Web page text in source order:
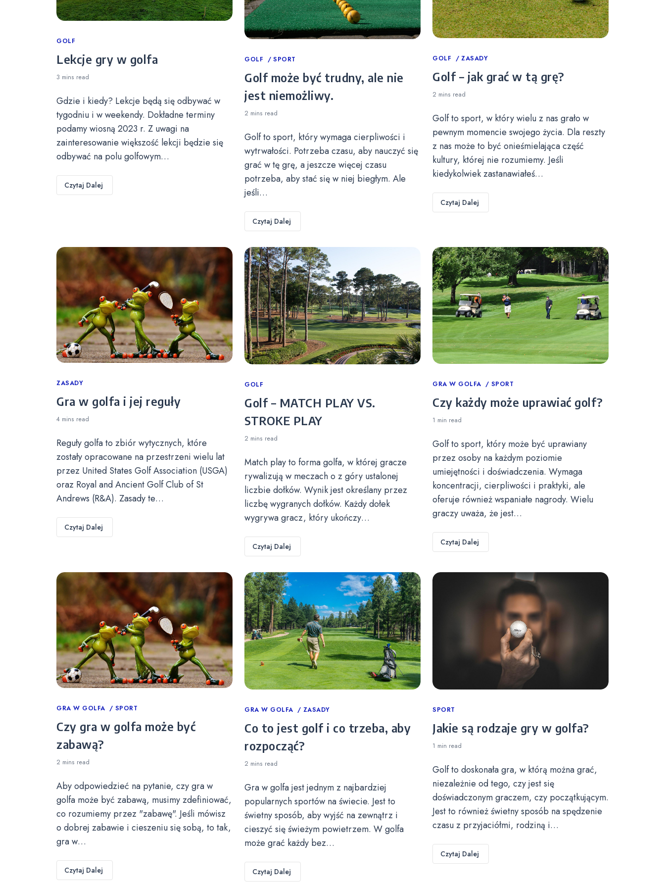
Categories
GOLF
Lekcje gry w golfa
3 mins read
Gdzie i kiedy? Lekcje będą się odbywać w
tygodniu i w weekendy. Dokładne terminy
podamy wiosną 2023 r. Z uwagi na
zainteresowanie większość lekcji będzie się
odbywać na polu golfowym…
Czytaj Dalej
Categories
GOLF SPORT
Golf może być trudny, ale nie
jest niemożliwy.
2 mins read
Golf to sport, który wymaga cierpliwości i
wytrwałości. Potrzeba czasu, aby nauczyć się
grać w tę grę, a jeszcze więcej czasu
potrzeba, aby stać się w niej biegłym. Ale
jeśli…
Czytaj Dalej
Categories
GOLF ZASADY
Golf – jak grać w tą grę?
2 mins read
Golf to sport, w który wielu z nas grało w
pewnym momencie swojego życia. Dla reszty
z nas może to być onieśmielająca część
kultury, której nie rozumiemy. Jeśli
kiedykolwiek zastanawiałeś…
Czytaj Dalej
Categories
ZASADY
Gra w golfa i jej reguły
4 mins read
Reguły golfa to zbiór wytycznych, które
zostały opracowane na przestrzeni wielu lat
przez United States Golf Association (USGA)
oraz Royal and Ancient Golf Club of St
Andrews (R&A). Zasady te…
Czytaj Dalej
Categories
GOLF
Golf – MATCH PLAY VS.
STROKE PLAY
2 mins read
Match play to forma golfa, w której gracze
rywalizują w meczach o z góry ustalonej
liczbie dołków. Wynik jest określany przez
liczbę wygranych dołków. Każdy dołek
wygrywa gracz, który ukończy…
Czytaj Dalej
Categories
GRA W GOLFA SPORT
Czy każdy może uprawiać golf?
1 min read
Golf to sport, który może być uprawiany
przez osoby na każdym poziomie
umiejętności i doświadczenia. Wymaga
koncentracji, cierpliwości i praktyki, ale
oferuje również wspaniałe nagrody. Wielu
graczy uważa, że jest…
Czytaj Dalej
Categories
GRA W GOLFA SPORT
Czy gra w golfa może być
zabawą?
2 mins read
Aby odpowiedzieć na pytanie, czy gra w
golfa może być zabawą, musimy zdefiniować,
co rozumiemy przez "zabawę". Jeśli mówisz
o dobrej zabawie i cieszeniu się sobą, to tak,
gra w…
Czytaj Dalej
Categories
GRA W GOLFA ZASADY
Co to jest golf i co trzeba, aby
rozpocząć?
2 mins read
Gra w golfa jest jednym z najbardziej
popularnych sportów na świecie. Jest to
świetny sposób, aby wyjść na zewnątrz i
cieszyć się świeżym powietrzem. W golfa
może grać każdy bez…
Czytaj Dalej
Categories
SPORT
Jakie są rodzaje gry w golfa?
1 min read
Golf to doskonała gra, w którą można grać,
niezależnie od tego, czy jest się
doświadczonym graczem, czy początkującym.
Jest to również świetny sposób na spędzenie
czasu z przyjaciółmi, rodziną i…
Czytaj Dalej